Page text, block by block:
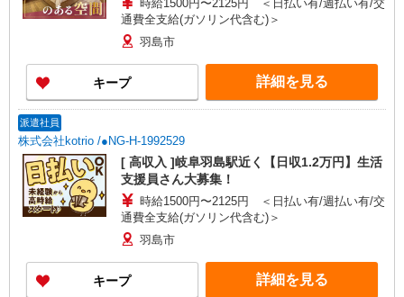
時給1500円〜2125円 ＜日払い有/週払い有/交
通費全支給(ガソリン代含む)＞
羽島市
キープ 詳細を見る
派遣社員
株式会社kotrio /●NG-H-1992529
[ 高収入 ]岐阜羽島駅近く【日収1.2万円】生活
支援員さん大募集！
時給1500円〜2125円 ＜日払い有/週払い有/交
通費全支給(ガソリン代含む)＞
羽島市
キープ 詳細を見る